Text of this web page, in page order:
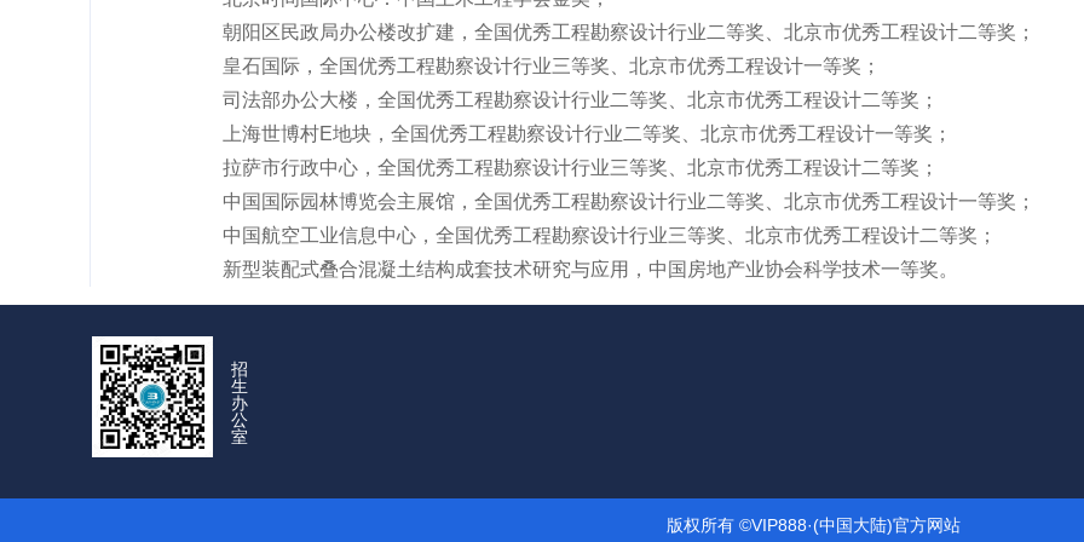
朝阳区民政局办公楼改扩建，全国优秀工程勘察设计行业二等奖、北京市优秀工程设计二等奖；
皇石国际，全国优秀工程勘察设计行业三等奖、北京市优秀工程设计一等奖；
司法部办公大楼，全国优秀工程勘察设计行业二等奖、北京市优秀工程设计二等奖；
上海世博村E地块，全国优秀工程勘察设计行业二等奖、北京市优秀工程设计一等奖；
拉萨市行政中心，全国优秀工程勘察设计行业三等奖、北京市优秀工程设计二等奖；
中国国际园林博览会主展馆，全国优秀工程勘察设计行业二等奖、北京市优秀工程设计一等奖；
中国航空工业信息中心，全国优秀工程勘察设计行业三等奖、北京市优秀工程设计二等奖；
新型装配式叠合混凝土结构成套技术研究与应用，中国房地产业协会科学技术一等奖。
招
生
办
公
室
版权所有 ©VIP888·(中国大陆)官方网站